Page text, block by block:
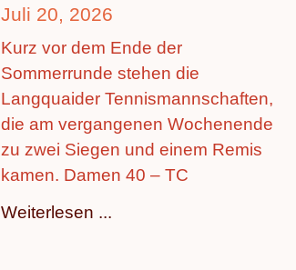
Juli 20, 2026
Kurz vor dem Ende der
Sommerrunde stehen die
Langquaider Tennismannschaften,
die am vergangenen Wochenende
zu zwei Siegen und einem Remis
kamen. Damen 40 – TC
Weiterlesen ...